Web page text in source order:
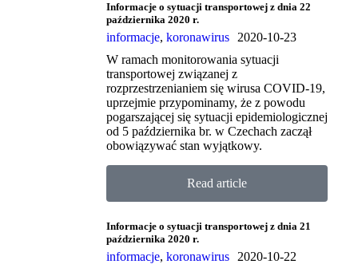
Informacje o sytuacji transportowej z dnia 22
października 2020 r.
informacje, koronawirus 2020-10-23
W ramach monitorowania sytuacji
transportowej związanej z
rozprzestrzenianiem się wirusa COVID-19,
uprzejmie przypominamy, że z powodu
pogarszającej się sytuacji epidemiologicznej
od 5 października br. w Czechach zaczął
obowiązywać stan wyjątkowy.
Read article
Informacje o sytuacji transportowej z dnia 21
października 2020 r.
informacje, koronawirus
2020-10-22